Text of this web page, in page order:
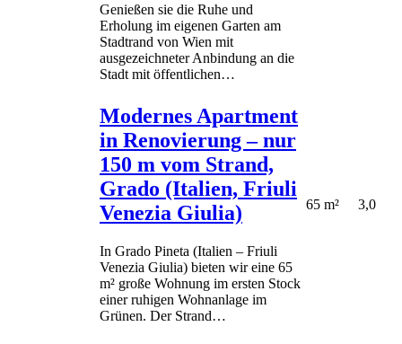
Genießen sie die Ruhe und
Erholung im eigenen Garten am
Stadtrand von Wien mit
ausgezeichneter Anbindung an die
Stadt mit öffentlichen…
Modernes Apartment
in Renovierung – nur
150 m vom Strand,
Grado (Italien, Friuli
Venezia Giulia)
In Grado Pineta (Italien – Friuli
Venezia Giulia) bieten wir eine 65
m² große Wohnung im ersten Stock
einer ruhigen Wohnanlage im
Grünen. Der Strand…
65 m² 3,0